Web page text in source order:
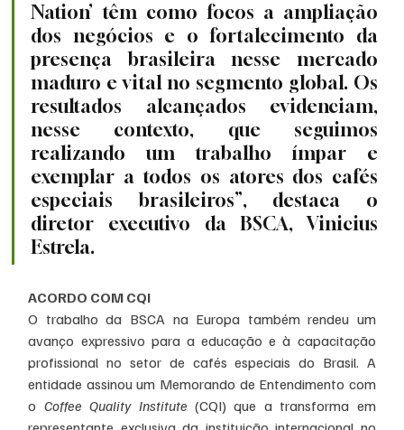
Nation’ têm como focos a ampliação
dos negócios e o fortalecimento da
presença brasileira nesse mercado
maduro e vital no segmento global. Os
resultados alcançados evidenciam,
nesse contexto, que seguimos
realizando um trabalho ímpar e
exemplar a todos os atores dos cafés
especiais brasileiros”, destaca o
diretor executivo da BSCA, Vinicius
Estrela.
ACORDO COM CQI
O trabalho da BSCA na Europa também rendeu um
avanço expressivo para a educação e à capacitação
profissional no setor de cafés especiais do Brasil. A
entidade assinou um Memorando de Entendimento com
o Coffee Quality Institute (CQI) que a transforma em